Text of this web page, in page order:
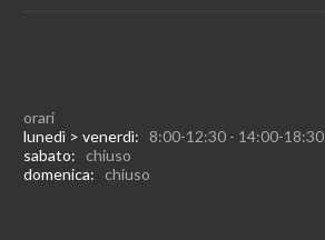
orari
lunedì > venerdì: 8:00-12:30 - 14:00-18:30
sabato: chiuso
domenica: chiuso